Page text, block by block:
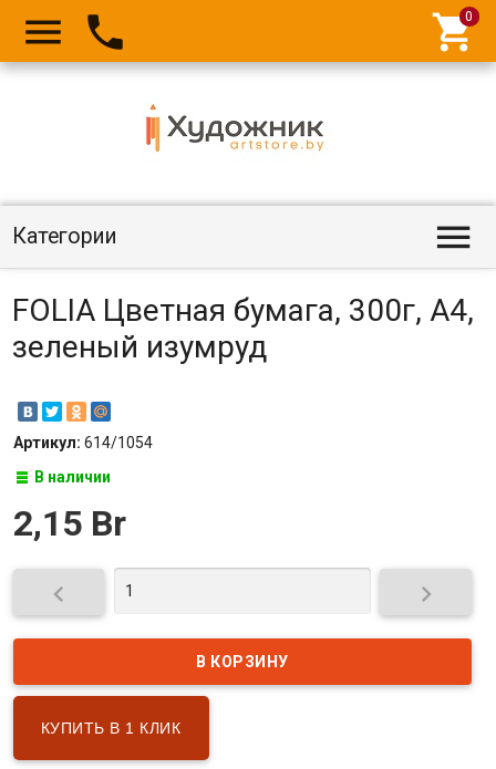
  
Категории 
FOLIA Цветная бумага, 300г, A4,
зеленый изумруд
Артикул: 614/1054
В наличии
2,15 Br
 
КУПИТЬ В 1 КЛИК